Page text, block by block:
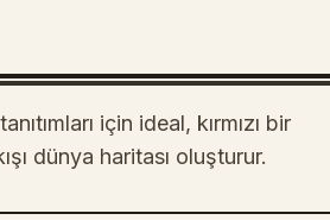
için ideal, kırmızı bir
dünya haritası oluşturur.